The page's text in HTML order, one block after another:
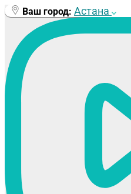
Перейти
содержимому
Ваш город: Астана